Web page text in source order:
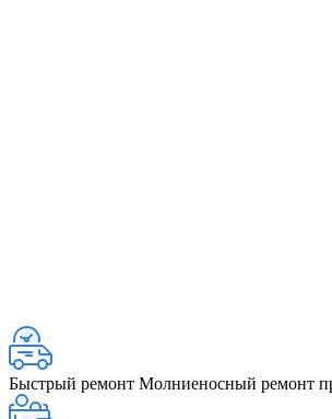
Быстрый ремонт Молниеносный ремонт